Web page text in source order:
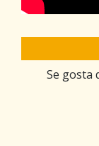
Se gosta